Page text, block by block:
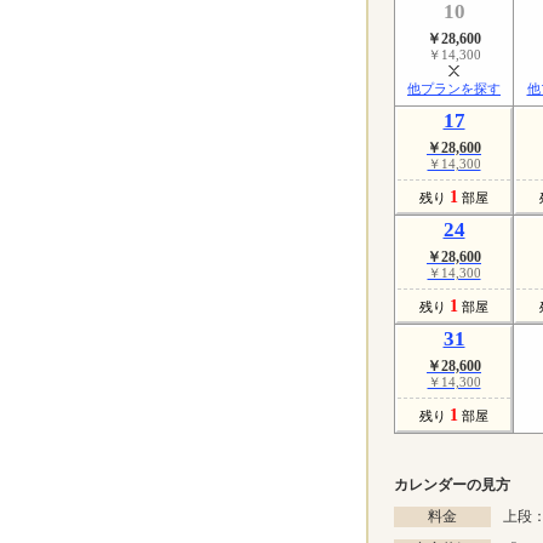
10
￥28,600
￥14,300
他プランを探す 他
17
￥28,600
￥14,300
残り 1 部屋
24
￥28,600
￥14,300
残り 1 部屋
31
￥28,600
￥14,300
残り 1 部屋
カレンダーの見方
料金
上段